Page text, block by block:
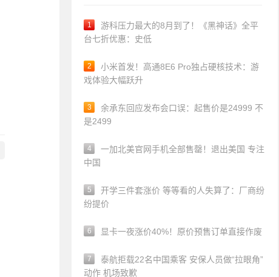
1
游科压力最大的8月到了！《黑神话》全平
台七折优惠：史低
2
小米首发！高通8E6 Pro独占硬核技术：游
戏体验大幅跃升
3
余承东回应发布会口误：起售价是24999 不
是2499
4
一加北美官网手机全部售罄！退出美国 专注
中国
5
开学三件套涨价 等等看的人失算了：厂商纷
纷提价
6 显卡一夜涨价40%！原价预售订单直接作废
7
泰航拒载22名中国乘客 安保人员做“拉眼角”
动作 机场致歉